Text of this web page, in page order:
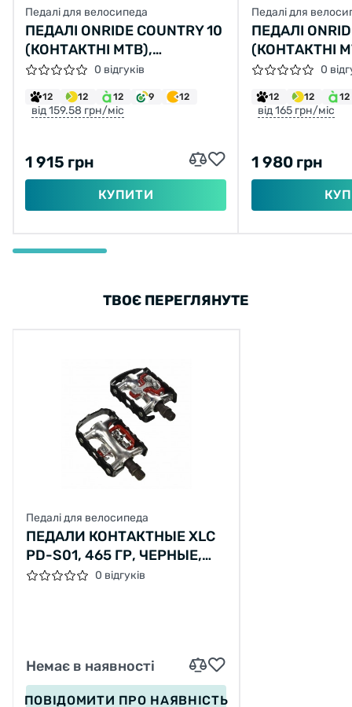
Педалі для велосипеда
ПЕДАЛІ ONRIDE COUNTRY 10
(КОНТАКТНІ MTB),
АЛЮМІНІЙ, ПРОМ., ЧОРНИЙ
0 відгуків
12 12 12 9 12
від 159.58 грн/міс
1 915 грн
КУПИТИ
Педалі для
ПЕДАЛІ
(КОНТАКТНІ
АЛЮМІНІЙ,
0
12 12 12
від 165 грн/міс
1 980 грн
ТВОЄ ПЕРЕГЛЯНУТЕ
Педалі для велосипеда
ПЕДАЛИ КОНТАКТНЫЕ XLC
PD-S01, 465 ГР, ЧЕРНЫЕ,
MTB
0 відгуків
Немає в наявності
ПОВІДОМИТИ ПРО НАЯВНІСТЬ